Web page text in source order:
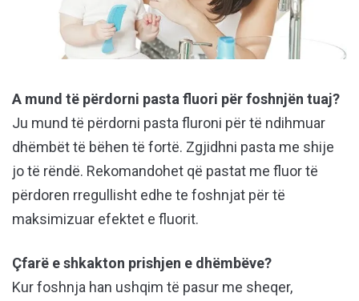
A mund të përdorni pasta fluori për foshnjën tuaj?
Ju mund të përdorni pasta fluroni për të ndihmuar
dhëmbët të bëhen të fortë. Zgjidhni pasta me shije
jo të rëndë. Rekomandohet që pastat me fluor të
përdoren rregullisht edhe te foshnjat për të
maksimizuar efektet e fluorit.
Çfarë e shkakton prishjen e dhëmbëve?
Kur foshnja han ushqim të pasur me sheqer,